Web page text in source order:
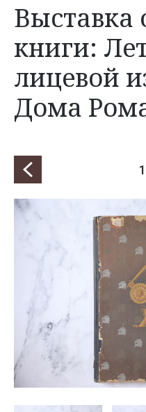
Выставка
книги:
лицевой
Дома
1